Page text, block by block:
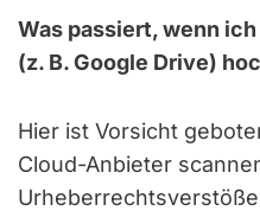
Was passiert, wenn
(z. B. Google Drive)
Hier ist Vorsicht
Cloud-Anbieter